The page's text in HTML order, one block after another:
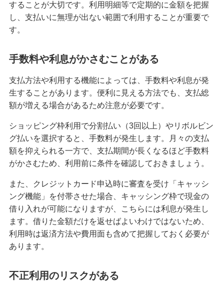
クレジットカードの暗証番号を変更する方法！手
数料の有無や注意点も解説
スや審査に通るためのポイントを解説
クレジットカードのブラックカードとは？持つ条
件や入手方法を解説
プラチナカードとは？メリット・デメリットや年
収等の条件、申込方法を解説
クレジットカードのキャッシングとは？利用方法
や返済方法、注意点を解説
クレジットカードのおすすめ国際ブランドは？そ
れぞれの特徴と選び方を解説
大学生もクレジットカードを申し込める！メリッ
トや選び方、おすすめの使い方を解説
クレジットカードを再発行する方法とは？流れや
注意点を解説
することが大切です。利用明細等で定期的に金額を把握
し、支払いに無理が出ない範囲で利用することが重要で
す。
手数料や利息がかさむことがある
支払方法や利用する機能によっては、手数料や利息が発
生することがあります。便利に見える方法でも、支払総
額が増える場合があるため注意が必要です。
ショッピング枠利用で分割払い（3回以上）やリボルビン
グ払いを選択すると、手数料が発生します。月々の支払
額を抑えられる一方で、支払期間が長くなるほど手数料
がかさむため、利用前に条件を確認しておきましょう。
また、クレジットカード申込時に審査を受け「キャッシ
ング機能」を付帯させた場合、キャッシング枠で現金の
借り入れが可能になりますが、こちらには利息が発生し
ます。借りた金額だけを返せばよいわけではないため、
利用時は返済方法や費用面も含めて把握しておく必要が
あります。
不正利用のリスクがある